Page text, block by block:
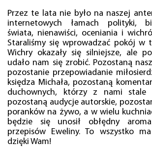
Przez te lata nie było na naszej
internetowych łamach polityki,
świata, nienawiści, oceniania i
Staraliśmy się wprowadzać pokój w
Wichry okazały się silniejsze, ale
udało nam się zrobić. Pozostaną
pozostanie przepowiadanie
księdza Michała, pozostaną
duchownych, którzy z nami stale
pozostaną audycje autorskie,
poranków na żywo, a w wielu
będzie się unosił obłędny
przepisów Eweliny. To wszystko
dzięki Wam!